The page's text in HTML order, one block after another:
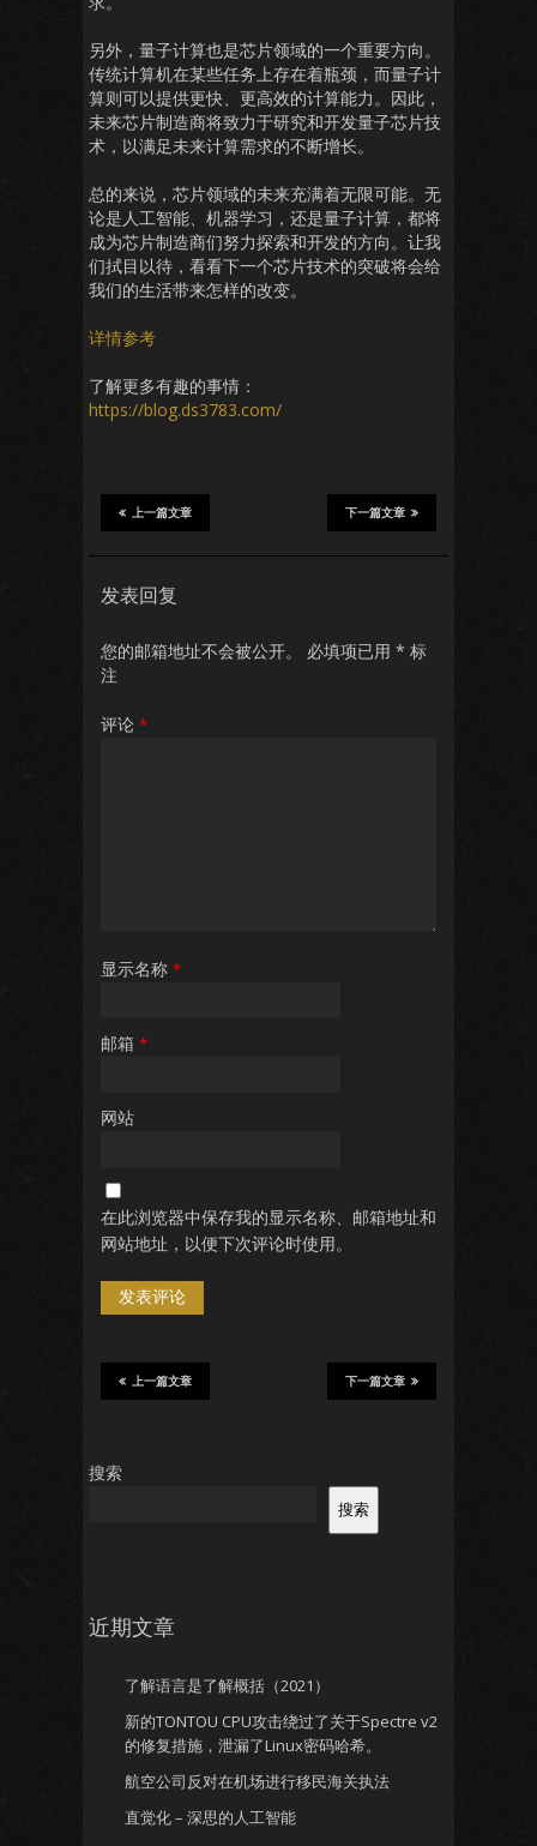
另外，量子计算也是芯片领域的一个重要方向。
传统计算机在某些任务上存在着瓶颈，而量子计
算则可以提供更快、更高效的计算能力。因此，
未来芯片制造商将致力于研究和开发量子芯片技
术，以满足未来计算需求的不断增长。
总的来说，芯片领域的未来充满着无限可能。无
论是人工智能、机器学习，还是量子计算，都将
成为芯片制造商们努力探索和开发的方向。让我
们拭目以待，看看下一个芯片技术的突破将会给
我们的生活带来怎样的改变。
详情参考
了解更多有趣的事情：
https://blog.ds3783.com/
下一篇文章
上一篇文章
发表回复
您的邮箱地址不会被公开。 必填项已用 * 标
注
评论 *
显示名称 *
邮箱 *
网站
在此浏览器中保存我的显示名称、邮箱地址和
网站地址，以便下次评论时使用。
下一篇文章
上一篇文章
搜索
搜索
近期文章
了解语言是了解概括（2021）
新的TONTOU CPU攻击绕过了关于Spectre v2
的修复措施，泄漏了Linux密码哈希。
航空公司反对在机场进行移民海关执法
直觉化 – 深思的人工智能